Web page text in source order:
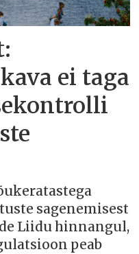
ei taga
sagenemisest
Liidu hinnangul,
peab